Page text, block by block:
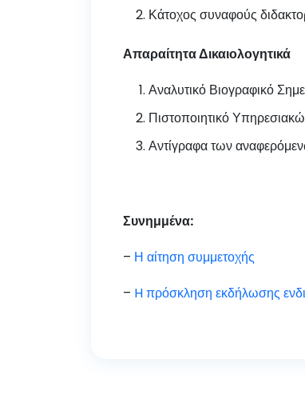
Κάτοχος συναφούς
Απαραίτητα Δικαιολογητικά
Αναλυτικό Βιογραφικό
Πιστοποιητικό
Αντίγραφα των
Συνημμένα:
– Η αίτηση συμμετοχής
– H πρόσκληση εκδήλωσης